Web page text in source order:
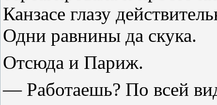
Канзасе глазу
Одни равнины да скука.
Отсюда и Париж.
— Работаешь? По всей